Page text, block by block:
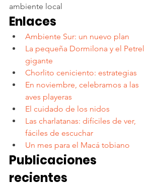
ambiente local
Enlaces
Ambiente Sur: un nuevo plan
La pequeña Dormilona y el Petrel
gigante
Chorlito ceniciento: estrategias
En noviembre, celebramos a las
aves playeras
El cuidado de los nidos
Las charlatanas: difíciles de ver,
fáciles de escuchar
Un mes para el Macá tobiano
Publicaciones
recientes